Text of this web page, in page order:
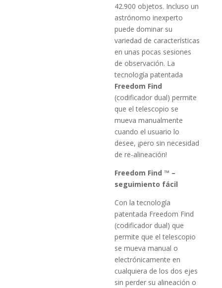
42.900 objetos. Incluso un
astrónomo inexperto
puede dominar su
variedad de características
en unas pocas sesiones
de observación. La
tecnología patentada
Freedom Find
(codificador dual) permite
que el telescopio se
mueva manualmente
cuando el usuario lo
desee, ¡pero sin necesidad
de re-alineación!
Freedom Find ™ –
seguimiento fácil
Con la tecnología
patentada Freedom Find
(codificador dual) que
permite que el telescopio
se mueva manual o
electrónicamente en
cualquiera de los dos ejes
sin perder su alineación o